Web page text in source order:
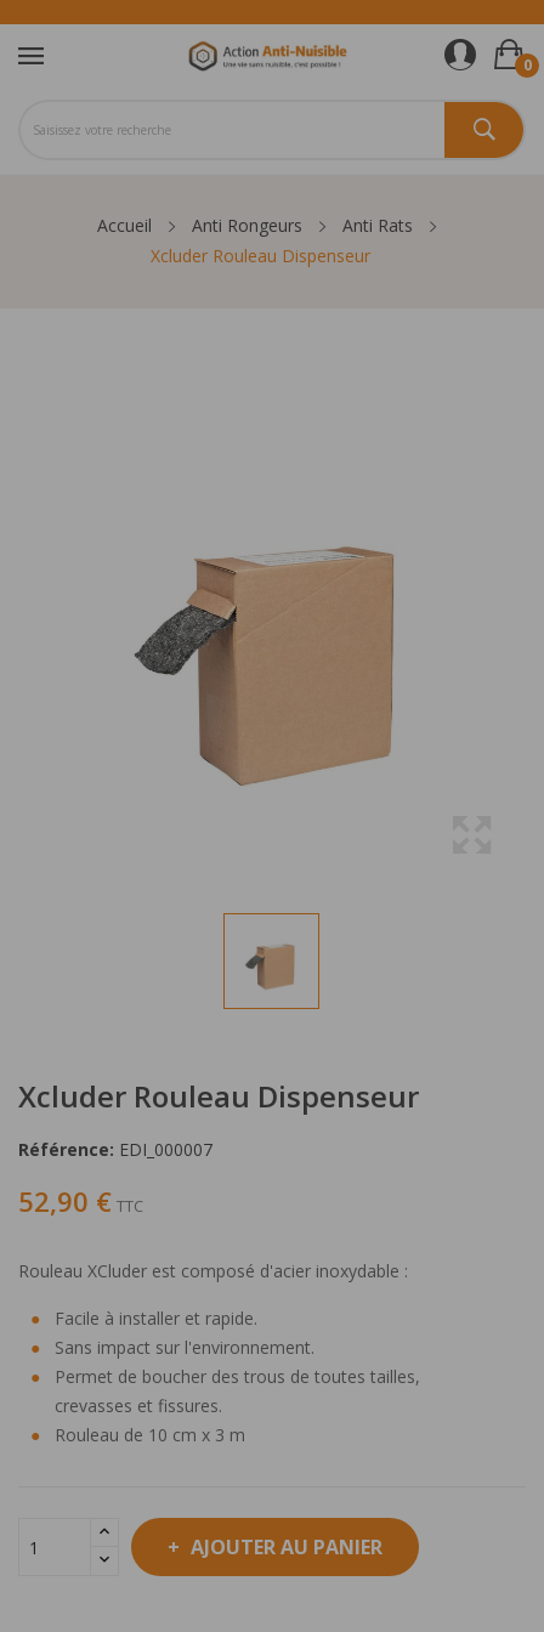
0
Accueil Anti Rongeurs
Anti Rats
Xcluder Rouleau Dispenseur
Xcluder Rouleau Dispenseur
Référence: EDI_000007
52,90 € TTC
Rouleau XCluder est composé d'acier inoxydable :
Facile à installer et rapide.
Sans impact sur l'environnement.
Permet de boucher des trous de toutes tailles,
crevasses et fissures.
Rouleau de 10 cm x 3 m
AJOUTER AU PANIER